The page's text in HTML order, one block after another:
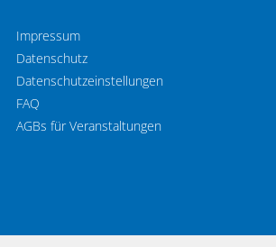
Impressum
Datenschutz
Datenschutzeinstellungen
FAQ
AGBs für Veranstaltungen